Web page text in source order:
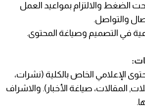
الضغط والالتزام بمواعيد العمل
والتواصل.
في التصميم وصياغة المحتوى.
الإعلامي الخاص بالكلية (نشرات،
المقالات، صياغة الأخبار). والاشراف